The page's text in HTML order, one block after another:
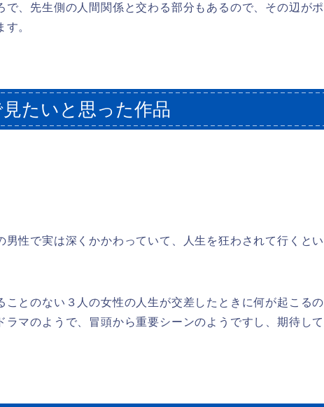
、先生側の人間関係と交わる部分もあるので、その辺がポ
。
たいと思った作品
性で実は深くかかわっていて、人生を狂わされて行くとい
とのない３人の女性の人生が交差したときに何が起こるの
マのようで、冒頭から重要シーンのようですし、期待して